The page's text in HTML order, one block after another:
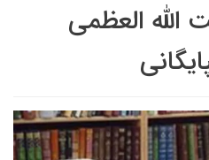
الله العظمی